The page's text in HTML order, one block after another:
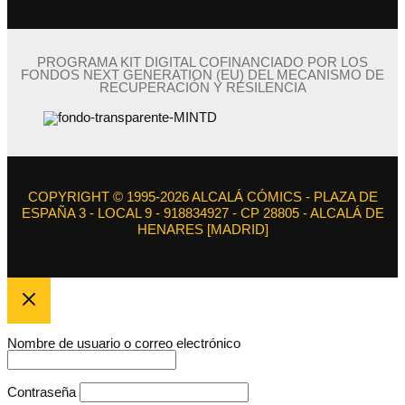
PROGRAMA KIT DIGITAL COFINANCIADO POR LOS
FONDOS NEXT GENERATION (EU) DEL MECANISMO DE
RECUPERACIÓN Y RESILENCIA
COPYRIGHT © 1995-2026 ALCALÁ CÓMICS - PLAZA DE
ESPAÑA 3 - LOCAL 9 - 918834927 - CP 28805 - ALCALÁ DE
HENARES [MADRID]
Nombre de usuario o correo electrónico
Contraseña